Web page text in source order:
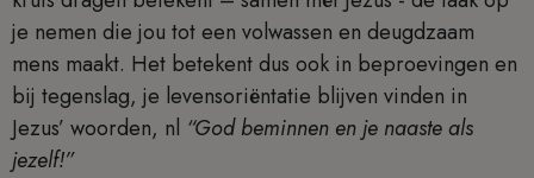
je nemen die jou tot een volwassen en deugdzaam
mens maakt. Het betekent dus ook in beproevingen en
bij tegenslag, je levensoriëntatie blijven vinden in
Jezus’ woorden, nl “God beminnen en je naaste als
jezelf!”